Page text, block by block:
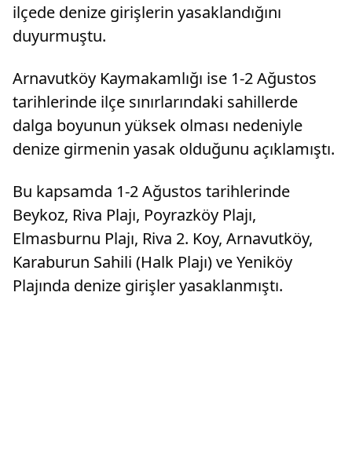
ilçede denize girişlerin yasaklandığını
duyurmuştu.
Arnavutköy Kaymakamlığı ise 1-2 Ağustos
tarihlerinde ilçe sınırlarındaki sahillerde
dalga boyunun yüksek olması nedeniyle
denize girmenin yasak olduğunu açıklamıştı.
Bu kapsamda 1-2 Ağustos tarihlerinde
Beykoz, Riva Plajı, Poyrazköy Plajı,
Elmasburnu Plajı, Riva 2. Koy, Arnavutköy,
Karaburun Sahili (Halk Plajı) ve Yeniköy
Plajında denize girişler yasaklanmıştı.